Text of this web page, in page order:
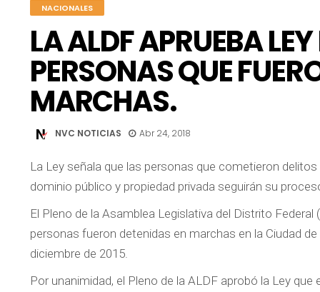
NACIONALES
LA ALDF APRUEBA
PERSONAS QUE
MARCHAS.
NVC NOTICIAS Abr 24, 2018
La Ley señala que las personas que cometieron
dominio público y propiedad privada seguirán su
El Pleno de la Asamblea Legislativa del Distrito
personas fueron detenidas en marchas en la Ciudad
diciembre de 2015.
Por unanimidad, el Pleno de la ALDF aprobó la Ley